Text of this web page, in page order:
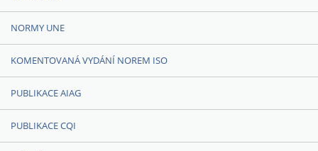
NORMY UNE
KOMENTOVANÁ VYDÁNÍ NOREM ISO
PUBLIKACE AIAG
PUBLIKACE CQI